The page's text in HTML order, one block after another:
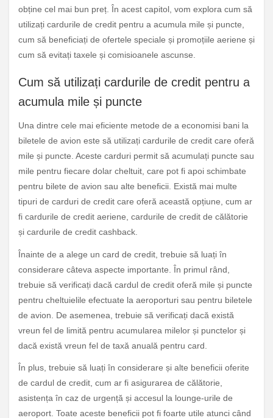
obține cel mai bun preț. În acest capitol, vom explora cum să
utilizați cardurile de credit pentru a acumula mile și puncte,
cum să beneficiați de ofertele speciale și promoțiile aeriene și
cum să evitați taxele și comisioanele ascunse.
Cum să utilizați cardurile de credit pentru a
acumula mile și puncte
Una dintre cele mai eficiente metode de a economisi bani la
biletele de avion este să utilizați cardurile de credit care oferă
mile și puncte. Aceste carduri permit să acumulați puncte sau
mile pentru fiecare dolar cheltuit, care pot fi apoi schimbate
pentru bilete de avion sau alte beneficii. Există mai multe
tipuri de carduri de credit care oferă această opțiune, cum ar
fi cardurile de credit aeriene, cardurile de credit de călătorie
și cardurile de credit cashback.
Înainte de a alege un card de credit, trebuie să luați în
considerare câteva aspecte importante. În primul rând,
trebuie să verificați dacă cardul de credit oferă mile și puncte
pentru cheltuielile efectuate la aeroporturi sau pentru biletele
de avion. De asemenea, trebuie să verificați dacă există
vreun fel de limită pentru acumularea milelor și punctelor și
dacă există vreun fel de taxă anuală pentru card.
În plus, trebuie să luați în considerare și alte beneficii oferite
de cardul de credit, cum ar fi asigurarea de călătorie,
asistența în caz de urgență și accesul la lounge-urile de
aeroport. Toate aceste beneficii pot fi foarte utile atunci când